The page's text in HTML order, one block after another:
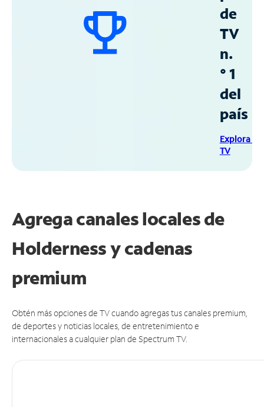
de
TV
n.
° 1
del
país
Explora
TV
Agrega canales locales de
Holderness y cadenas
premium
Obtén más opciones de TV cuando agregas tus canales premium,
de deportes y noticias locales, de entretenimiento e
internacionales a cualquier plan de Spectrum TV.